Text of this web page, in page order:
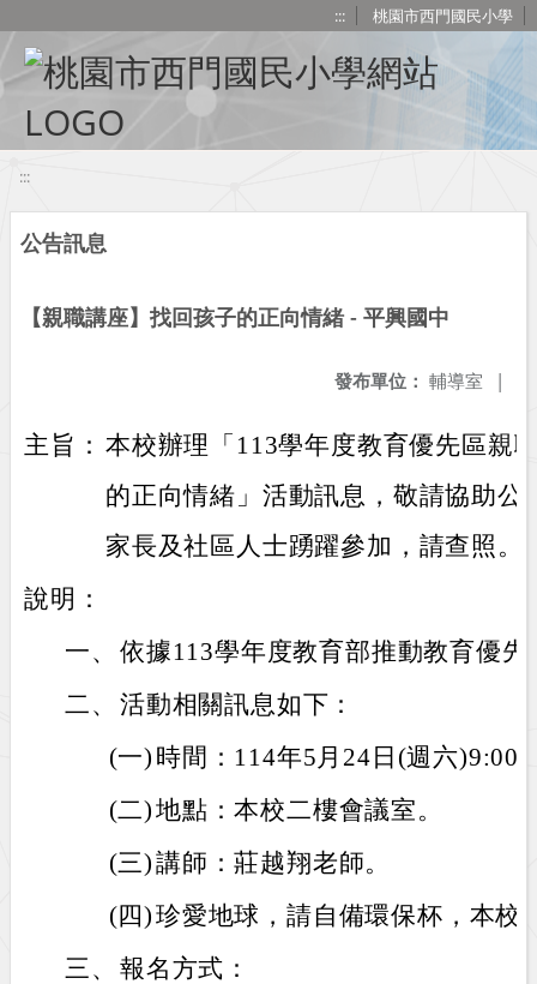
::: 桃園市西門國民小學
:::
公告訊息
【親職講座】找回孩子的正向情緒 - 平興國中
發布單位： 輔導室 |
主旨： 本校辦理「113學年度教育優先區親
的正向情緒」活動訊息，敬請協助公
家長及社區人士踴躍參加，請查照。
說明：
一、 依據113學年度教育部推動教育優先
二、 活動相關訊息如下：
(一) 時間：114年5月24日(週六)9:00
(二)地點：本校二樓會議室。
(三)講師：莊越翔老師。
(四)珍愛地球，請自備環保杯，本校
三、 報名方式：